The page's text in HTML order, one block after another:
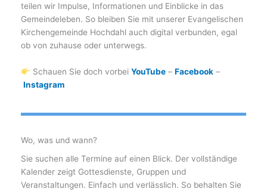
teilen wir Impulse, Informationen und Einblicke in das
Gemeindeleben. So bleiben Sie mit unserer Evangelischen
Kirchengemeinde Hochdahl auch digital verbunden, egal
ob von zuhause oder unterwegs.
Schauen Sie doch vorbei YouTube– Facebook–
Instagram
Wo, was und wann?
Sie suchen alle Termine auf einen Blick. Der vollständige
Kalender zeigt Gottesdienste, Gruppen und
Veranstaltungen. Einfach und verlässlich. So behalten Sie